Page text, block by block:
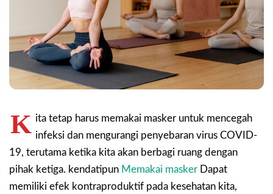
K ita tetap harus memakai masker untuk mencegah
infeksi dan mengurangi penyebaran virus COVID-
19, terutama ketika kita akan berbagi ruang dengan
pihak ketiga. kendatipun Memakai masker Dapat
memiliki efek kontraproduktif pada kesehatan kita,